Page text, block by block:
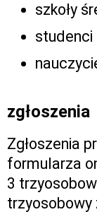
szkoły
studenci
zgłoszenia
Zgłoszenia
formularza
3
trzyosobowy